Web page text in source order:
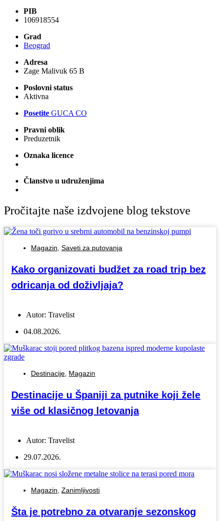
PIB
106918554
Grad
Beograd
Adresa
Zage Malivuk 65 B
Poslovni status
Aktivna
Posetite GUCA CO
Pravni oblik
Preduzetnik
Oznaka licence
Članstvo u udruženjima
Pročitajte naše izdvojene blog tekstove
Magazin Saveti za putovanja
Kako organizovati budžet za road trip bez
odricanja od doživljaja?
Autor: Travelist
04.08.2026.
Destinacije Magazin
Destinacije u Španiji za putnike koji žele
više od klasičnog letovanja
Autor: Travelist
29.07.2026.
Magazin Zanimljivosti
Šta je potrebno za otvaranje sezonskog